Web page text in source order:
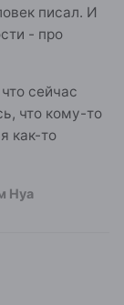
писал. И
- про
сейчас
что кому-то
как-то
Нуа